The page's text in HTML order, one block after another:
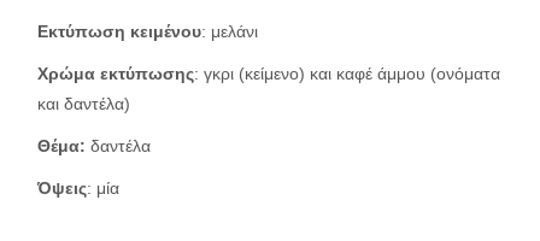
Εκτύπωση κειμένου: μελάνι
Χρώμα εκτύπωσης: γκρι (κείμενο) και καφέ άμμου (ονόματα
και δαντέλα)
Θέμα: δαντέλα
Όψεις: μία